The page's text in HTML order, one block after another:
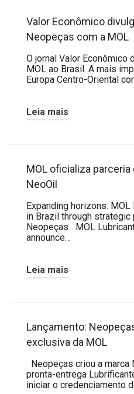
Valor Econômico
Neopeças com a MOL
O jornal Valor Econômico
MOL ao Brasil. A mais
Europa Centro-Oriental
Leia mais
MOL oficializa
NeoOil
Expanding horizons:
in Brazil through
Neopeças MOL
announce…
Leia mais
Lançamento:
exclusiva da MOL
Neopeças criou a marca
pronta-entrega
iniciar o credenciamento